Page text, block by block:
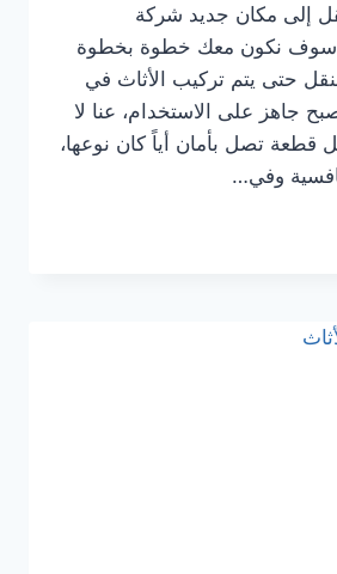
إلى مكان جديد شركة
سوف نكون معك خطوة بخطوة
حتى يتم تركيب الأثاث في
جاهز على الاستخدام، عنا لا
قطعة تصل بأمان أياً كان نوعها،
وفي…